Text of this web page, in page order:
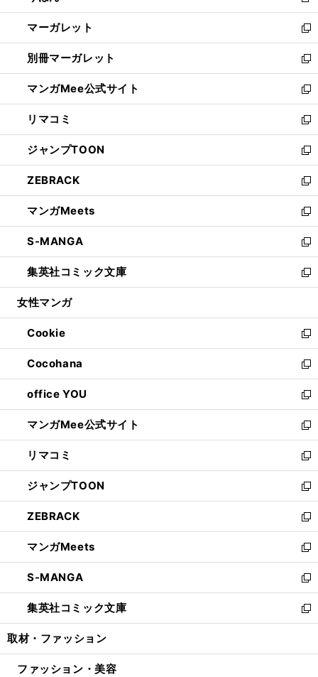
開
く
ウ
で
開
く
ン
ド
ウ
で
開
く
し
い
ウ
ィ
ン
ド
ウ
で
開
く
マーガレット
新
し
い
ウ
ィ
ン
ド
ウ
で
開
く
別冊マーガレット
新
し
い
ウ
ィ
ン
ド
ウ
で
開
く
マンガMee公式サイト
新
し
い
ウ
ィ
ン
ド
ウ
で
開
く
リマコミ
新
し
い
ウ
ィ
ン
ド
ウ
で
開
く
ジャンプTOON
新
し
い
ウ
ィ
ン
ド
ウ
で
開
ZEBRACK
新
し
い
ウ
ィ
ン
ド
ウ
開
く
マンガMeets
新
し
い
ウ
ィ
ン
ウ
で
開
く
S-MANGA
新
し
い
ウ
ン
ド
ウ
で
開
く
集英社コミック文庫
新
し
ウ
ィ
ン
ド
ウ
で
開
く
女性マンガ
Cookie
新
し
い
ウ
ィ
ン
ド
ウ
で
開
く
Cocohana
新
し
い
ウ
ィ
ン
ド
ウ
で
開
く
office YOU
新
し
い
ウ
ィ
ン
ド
ウ
で
開
く
マンガMee公式サイト
新
し
い
ウ
ィ
ン
ド
ウ
で
開
く
リマコミ
新
し
い
ウ
ィ
ン
ド
ウ
で
開
く
ジャンプTOON
新
し
い
ウ
ィ
ン
ド
ウ
で
開
ZEBRACK
新
し
い
ウ
ィ
ン
ド
ウ
開
マンガMeets
新
し
い
ウ
ィ
ン
ウ
S-MANGA
新
し
い
ウ
ン
集英社コミック文庫
新
し
ウ
取材・ファッション
ファッション・美容